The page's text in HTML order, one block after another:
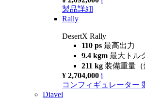
製品詳細
Rally
DesertX Rally
110 ps 最高出力
9.4 kgm 最大トル
211 kg 装備重量（
¥ 2,704,000 i
コンフィギュレーター
Diavel